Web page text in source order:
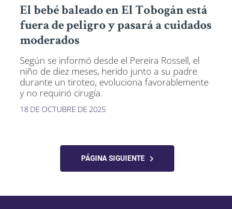
El bebé baleado en El Tobogán está
fuera de peligro y pasará a cuidados
moderados
Según se informó desde el Pereira Rossell, el
niño de diez meses, herido junto a su padre
durante un tiroteo, evoluciona favorablemente
y no requirió cirugía.
18 DE OCTUBRE DE 2025
PÁGINA SIGUIENTE